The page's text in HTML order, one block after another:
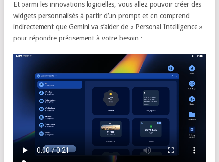
Et parmi les innovations logicielles, vous allez pouvoir créer des
widgets personnalisés à partir d’un prompt et on comprend
indirectement que Gemini va s’aider de « Personal Intelligence »
pour répondre précisement à votre besoin :